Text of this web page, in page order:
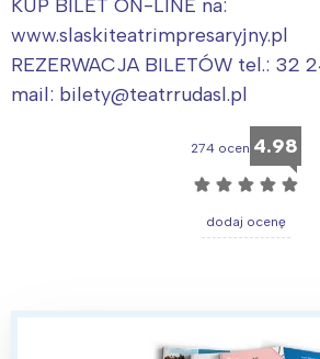
KUP BILET ON-LINE na:
www.slaskiteatrimpresaryjny.pl
REZERWACJA BILETÓW tel.: 32
mail: bilety@teatrrudasl.pl
274 ocen 4.98
☆ ☆ ☆ ☆ ☆
dodaj ocenę
Trójmiasto
Poznań
Wrocław
Wybieram